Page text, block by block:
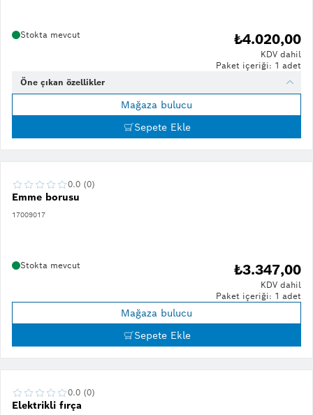
Stokta mevcut ₺4.020,00
KDV dahil
Paket içeriği: 1 adet
Öne çıkan özellikler
Mağaza bulucu
Sepete Ekle
Emme borusu
17009017
0.0 (0)
Stokta mevcut ₺3.347,00
KDV dahil
Paket içeriği: 1 adet
Mağaza bulucu
Sepete Ekle
Elektrikli fırça
0.0 (0)